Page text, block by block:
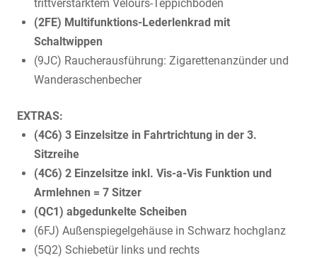
trittverstärktem Velours-Teppichboden
(2FE) Multifunktions-Lederlenkrad mit
Schaltwippen
(9JC) Raucherausführung: Zigarettenanzünder und
Wanderaschenbecher
EXTRAS:
(4C6) 3 Einzelsitze in Fahrtrichtung in der 3.
Sitzreihe
(4C6) 2 Einzelsitze inkl. Vis-a-Vis Funktion und
Armlehnen = 7 Sitzer
(QC1) abgedunkelte Scheiben
(6FJ) Außenspiegelgehäuse in Schwarz hochglanz
(5Q2) Schiebetür links und rechts